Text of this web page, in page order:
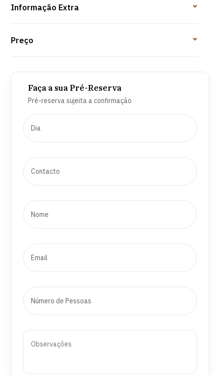
Informação Extra
Preço
Faça a sua Pré-Reserva
Pré-reserva sujeita a confirmação